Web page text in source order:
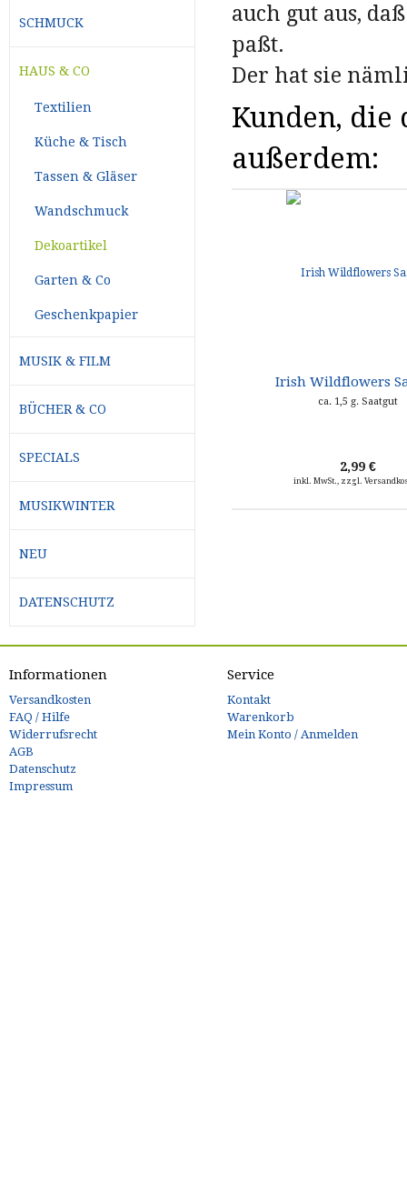
auch gut aus,
paßt.
Der hat sie
Kunden, die
außerdem:
Irish Wildflowers
ca. 1,5 g. Saatgut
2,99 €
inkl. MwSt., zzgl.
SCHMUCK
HAUS & CO
Textilien
Küche & Tisch
Tassen & Gläser
Wandschmuck
Dekoartikel
Garten & Co
Geschenkpapier
MUSIK & FILM
BÜCHER & CO
SPECIALS
MUSIKWINTER
NEU
DATENSCHUTZ
Informationen
Versandkosten
FAQ / Hilfe
Widerrufsrecht
AGB
Datenschutz
Impressum
Service
Kontakt
Warenkorb
Mein Konto / Anmelden